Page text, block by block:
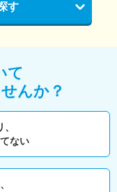
す
て
んか？
ない